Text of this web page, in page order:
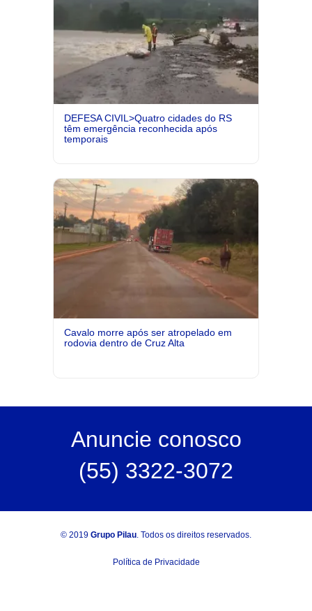
DEFESA CIVIL>Quatro cidades do RS
têm emergência reconhecida após
temporais
Cavalo morre após ser atropelado em
rodovia dentro de Cruz Alta
Anuncie conosco
(55) 3322-3072
© 2019 Grupo Pilau. Todos os direitos reservados.
Política de Privacidade